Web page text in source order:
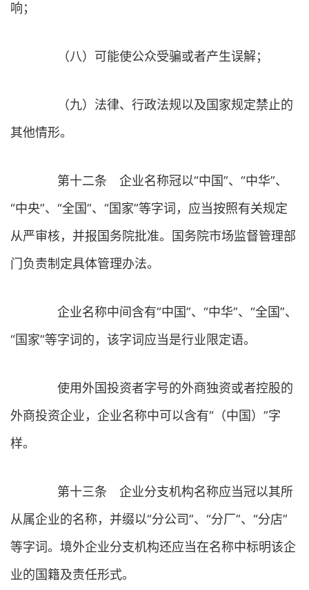
响；
（八）可能使公众受骗或者产生误解；
（九）法律、行政法规以及国家规定禁止的
其他情形。
第十二条 企业名称冠以“中国”、“中华”、
“中央”、“全国”、“国家”等字词，应当按照有关规定
从严审核，并报国务院批准。国务院市场监督管理部
门负责制定具体管理办法。
企业名称中间含有“中国”、“中华”、“全国”、
“国家”等字词的，该字词应当是行业限定语。
使用外国投资者字号的外商独资或者控股的
外商投资企业，企业名称中可以含有“（中国）”字
样。
第十三条 企业分支机构名称应当冠以其所
从属企业的名称，并缀以“分公司”、“分厂”、“分店”
等字词。境外企业分支机构还应当在名称中标明该企
业的国籍及责任形式。